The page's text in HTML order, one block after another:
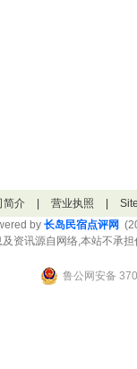
简介 营业执照
by 长岛民宿点评网
资讯源自网络,本站不承
鲁公网安备